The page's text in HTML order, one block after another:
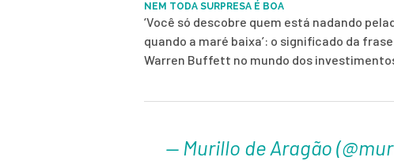
NEM TODA SURPRESA É BOA
‘Você só descobre quem está nadando
quando a maré baixa’: o significado da
Warren Buffett no mundo dos
— Murillo de Aragão